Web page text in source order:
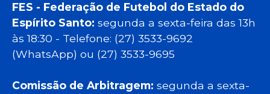
FES - Federação de Futebol do Estado do
Espírito Santo: segunda a sexta-feira das 13h
às 18:30 - Telefone: (27) 3533-9692
(WhatsApp) ou (27) 3533-9695
Comissão de Arbitragem: segunda a sexta-